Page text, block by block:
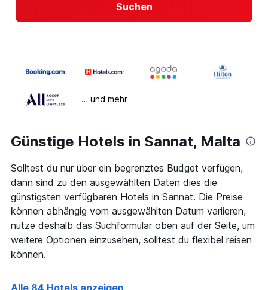
Suchen
… und mehr
Günstige Hotels in Sannat, Malta
Solltest du nur über ein begrenztes Budget verfügen,
dann sind zu den ausgewählten Daten dies die
günstigsten verfügbaren Hotels in Sannat. Die Preise
können abhängig vom ausgewählten Datum variieren,
nutze deshalb das Suchformular oben auf der Seite, um
weitere Optionen einzusehen, solltest du flexibel reisen
können.